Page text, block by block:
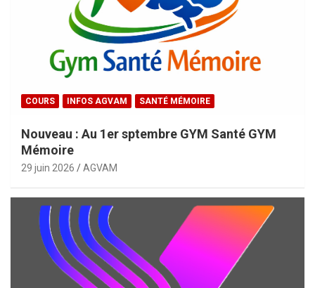
COURS INFOS AGVAM SANTÉ MÉMOIRE
Nouveau : Au 1er sptembre GYM Santé GYM
Mémoire
29 juin 2026 AGVAM